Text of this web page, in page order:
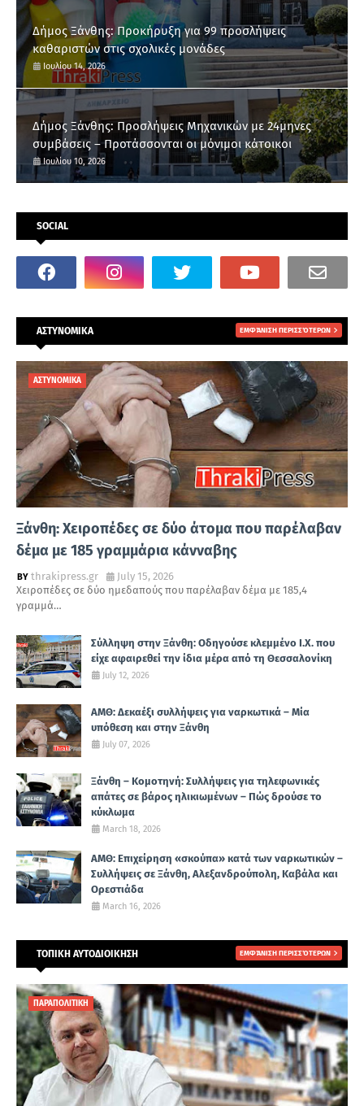
Δήμος Ξάνθης: Προκήρυξη για 99 προσλήψεις
καθαριστών στις σχολικές μονάδες
Ιουλίου 14, 2026
Δήμος Ξάνθης: Προσλήψεις Μηχανικών με 24μηνες
συμβάσεις – Προτάσσονται οι μόνιμοι κάτοικοι
Ιουλίου 10, 2026
SOCIAL
ΑΣΤΥΝΟΜΙΚΑ ΕΜΦΆΝΙΣΗ ΠΕΡΙΣΣΌΤΕΡΩΝ
ΑΣΤΥΝΟΜΙΚΑ
Ξάνθη: Χειροπέδες σε δύο άτομα που παρέλαβαν
δέμα με 185 γραμμάρια κάνναβης
thrakipress.gr
July 15, 2026
Χειροπέδες σε δύο ημεδαπούς που παρέλαβαν δέμα με 185,4
γραμμά…
Σύλληψη στην Ξάνθη: Οδηγούσε κλεμμένο Ι.Χ. που
είχε αφαιρεθεί την ίδια μέρα από τη Θεσσαλονίκη
July 12, 2026
ΑΜΘ: Δεκαέξι συλλήψεις για ναρκωτικά – Μία
υπόθεση και στην Ξάνθη
July 07, 2026
Ξάνθη – Κομοτηνή: Συλλήψεις για τηλεφωνικές
απάτες σε βάρος ηλικιωμένων – Πώς δρούσε το
κύκλωμα
March 18, 2026
ΑΜΘ: Επιχείρηση «σκούπα» κατά των ναρκωτικών –
Συλλήψεις σε Ξάνθη, Αλεξανδρούπολη, Καβάλα και
Ορεστιάδα
March 16, 2026
ΤΟΠΙΚΗ ΑΥΤΟΔΙΟΙΚΗΣΗ ΕΜΦΆΝΙΣΗ ΠΕΡΙΣΣΌΤΕΡΩΝ
ΠΑΡΑΠΟΛΙΤΙΚΗ